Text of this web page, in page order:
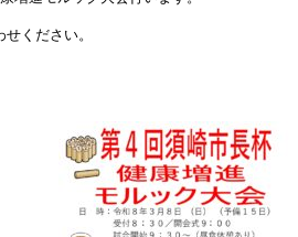
ください。